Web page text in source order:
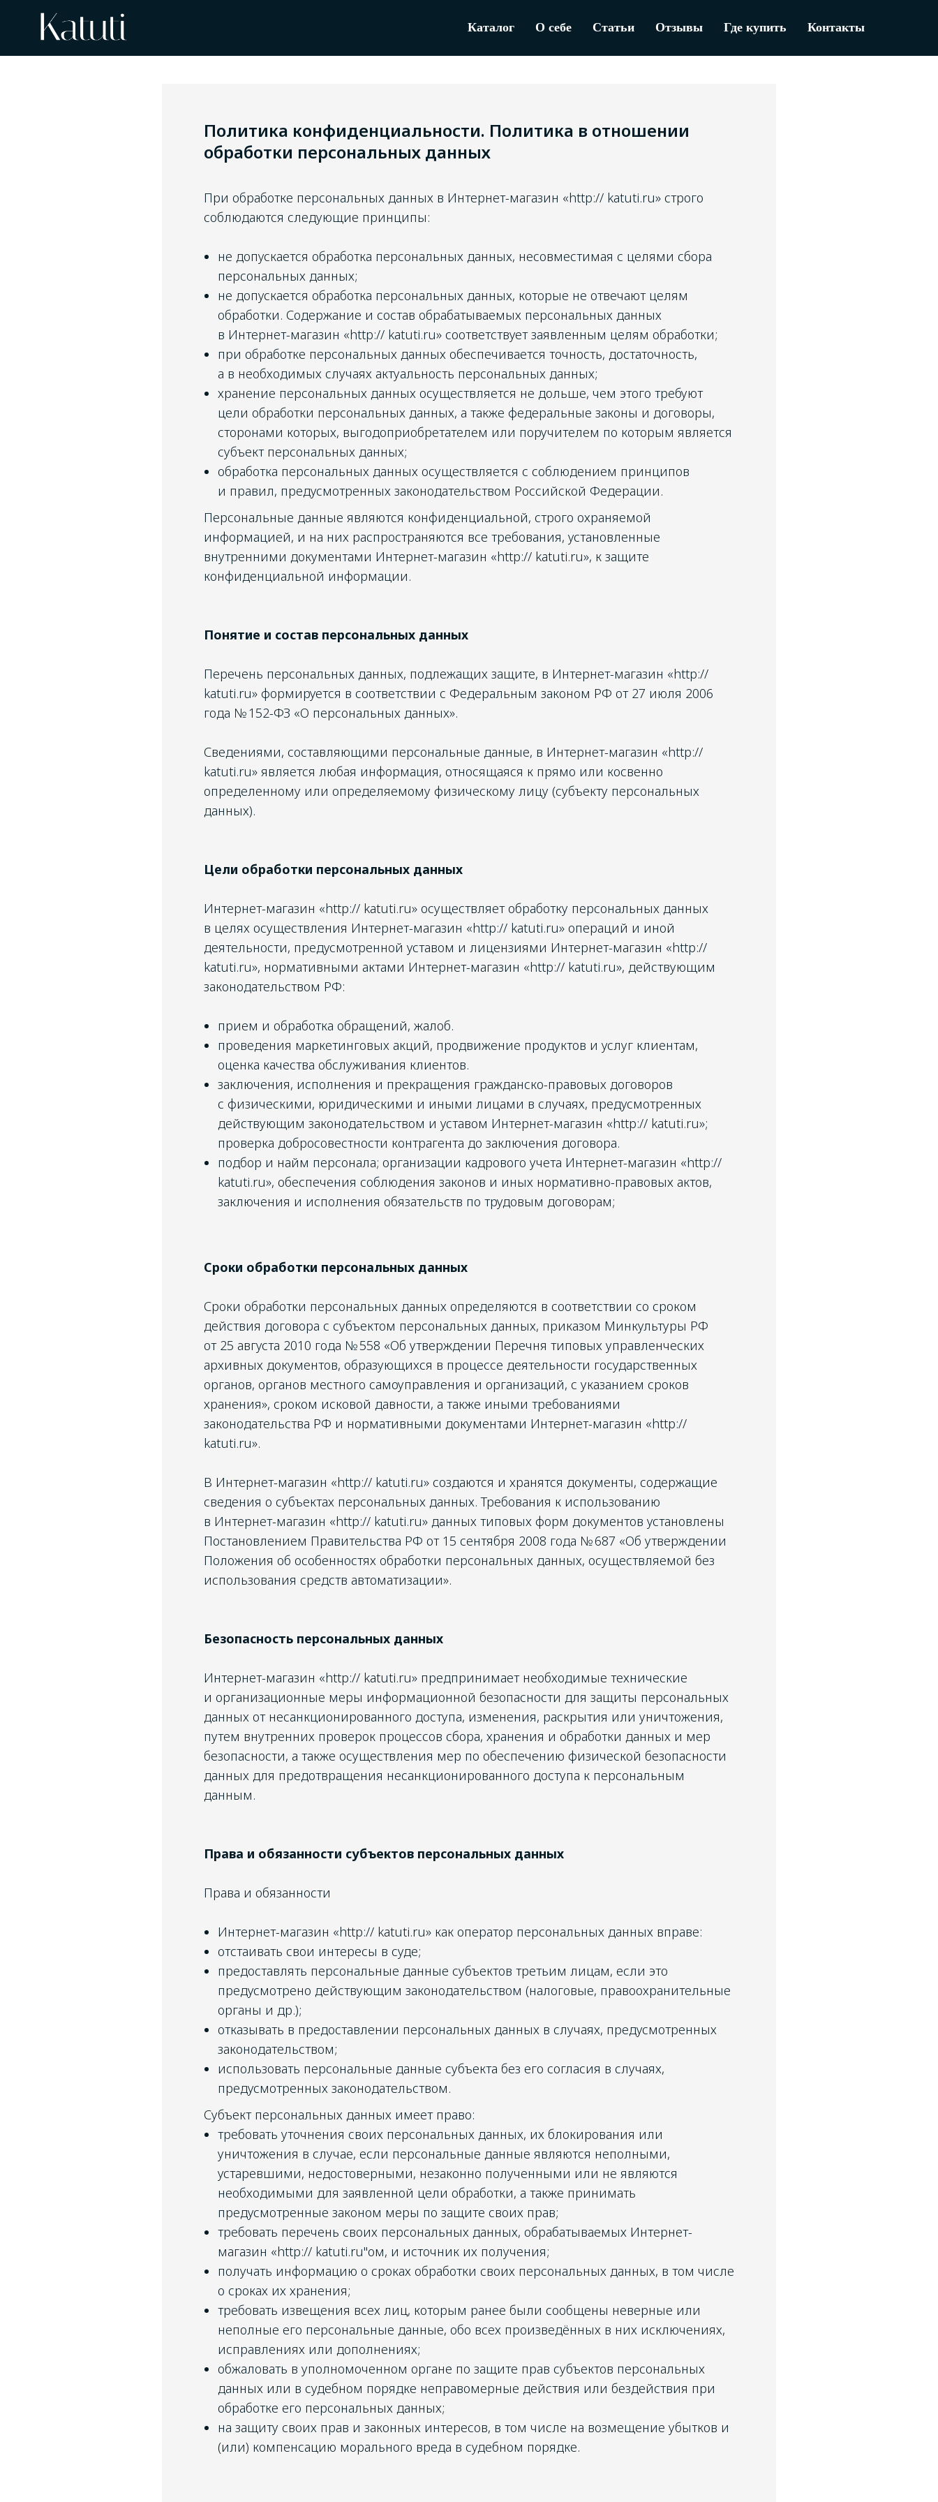
Каталог О себе Статьи Отзывы Где купить Контакты
Политика конфиденциальности. Политика в отношении
обработки персональных данных
При обработке персональных данных в Интернет-магазин «http:// katuti.ru» строго
соблюдаются следующие принципы:
не допускается обработка персональных данных, несовместимая с целями сбора
персональных данных;
не допускается обработка персональных данных, которые не отвечают целям
обработки. Содержание и состав обрабатываемых персональных данных
в Интернет-магазин «http:// katuti.ru» соответствует заявленным целям обработки;
при обработке персональных данных обеспечивается точность, достаточность,
а в необходимых случаях актуальность персональных данных;
хранение персональных данных осуществляется не дольше, чем этого требуют
цели обработки персональных данных, а также федеральные законы и договоры,
сторонами которых, выгодоприобретателем или поручителем по которым является
субъект персональных данных;
обработка персональных данных осуществляется с соблюдением принципов
и правил, предусмотренных законодательством Российской Федерации.
Персональные данные являются конфиденциальной, строго охраняемой
информацией, и на них распространяются все требования, установленные
внутренними документами Интернет-магазин «http:// katuti.ru», к защите
конфиденциальной информации.
Понятие и состав персональных данных
Перечень персональных данных, подлежащих защите, в Интернет-магазин «http://
katuti.ru» формируется в соответствии с Федеральным законом РФ от 27 июля 2006
года № 152-ФЗ «О персональных данных».
Сведениями, составляющими персональные данные, в Интернет-магазин «http://
katuti.ru» является любая информация, относящаяся к прямо или косвенно
определенному или определяемому физическому лицу (субъекту персональных
данных).
Цели обработки персональных данных
Интернет-магазин «http:// katuti.ru» осуществляет обработку персональных данных
в целях осуществления Интернет-магазин «http:// katuti.ru» операций и иной
деятельности, предусмотренной уставом и лицензиями Интернет-магазин «http://
katuti.ru», нормативными актами Интернет-магазин «http:// katuti.ru», действующим
законодательством РФ:
прием и обработка обращений, жалоб.
проведения маркетинговых акций, продвижение продуктов и услуг клиентам,
оценка качества обслуживания клиентов.
заключения, исполнения и прекращения гражданско-правовых договоров
с физическими, юридическими и иными лицами в случаях, предусмотренных
действующим законодательством и уставом Интернет-магазин «http:// katuti.ru»;
проверка добросовестности контрагента до заключения договора.
подбор и найм персонала; организации кадрового учета Интернет-магазин «http://
katuti.ru», обеспечения соблюдения законов и иных нормативно-правовых актов,
заключения и исполнения обязательств по трудовым договорам;
Сроки обработки персональных данных
Сроки обработки персональных данных определяются в соответствии со сроком
действия договора с субъектом персональных данных, приказом Минкультуры РФ
от 25 августа 2010 года № 558 «Об утверждении Перечня типовых управленческих
архивных документов, образующихся в процессе деятельности государственных
органов, органов местного самоуправления и организаций, с указанием сроков
хранения», сроком исковой давности, а также иными требованиями
законодательства РФ и нормативными документами Интернет-магазин «http://
katuti.ru».
В Интернет-магазин «http:// katuti.ru» создаются и хранятся документы, содержащие
сведения о субъектах персональных данных. Требования к использованию
в Интернет-магазин «http:// katuti.ru» данных типовых форм документов установлены
Постановлением Правительства РФ от 15 сентября 2008 года № 687 «Об утверждении
Положения об особенностях обработки персональных данных, осуществляемой без
использования средств автоматизации».
Безопасность персональных данных
Интернет-магазин «http:// katuti.ru» предпринимает необходимые технические
и организационные меры информационной безопасности для защиты персональных
данных от несанкционированного доступа, изменения, раскрытия или уничтожения,
путем внутренних проверок процессов сбора, хранения и обработки данных и мер
безопасности, а также осуществления мер по обеспечению физической безопасности
данных для предотвращения несанкционированного доступа к персональным
данным.
Права и обязанности субъектов персональных данных
Права и обязанности
Интернет-магазин «http:// katuti.ru» как оператор персональных данных вправе:
отстаивать свои интересы в суде;
предоставлять персональные данные субъектов третьим лицам, если это
предусмотрено действующим законодательством (налоговые, правоохранительные
органы и др.);
отказывать в предоставлении персональных данных в случаях, предусмотренных
законодательством;
использовать персональные данные субъекта без его согласия в случаях,
предусмотренных законодательством.
Субъект персональных данных имеет право:
требовать уточнения своих персональных данных, их блокирования или
уничтожения в случае, если персональные данные являются неполными,
устаревшими, недостоверными, незаконно полученными или не являются
необходимыми для заявленной цели обработки, а также принимать
предусмотренные законом меры по защите своих прав;
требовать перечень своих персональных данных, обрабатываемых Интернет-
магазин «http:// katuti.ru"ом, и источник их получения;
получать информацию о сроках обработки своих персональных данных, в том числе
о сроках их хранения;
требовать извещения всех лиц, которым ранее были сообщены неверные или
неполные его персональные данные, обо всех произведённых в них исключениях,
исправлениях или дополнениях;
обжаловать в уполномоченном органе по защите прав субъектов персональных
данных или в судебном порядке неправомерные действия или бездействия при
обработке его персональных данных;
на защиту своих прав и законных интересов, в том числе на возмещение убытков и
(или) компенсацию морального вреда в судебном порядке.